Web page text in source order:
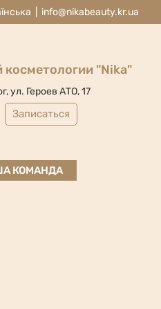
info@nikabeauty.kr.ua
косметологии "Nika"
ул. Героев АТО, 17
Записаться
КОМАНДА